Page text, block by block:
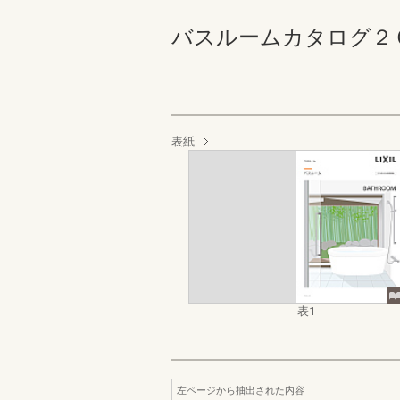
バスルームカタログ２
表紙
表1
左ページから抽出された内容